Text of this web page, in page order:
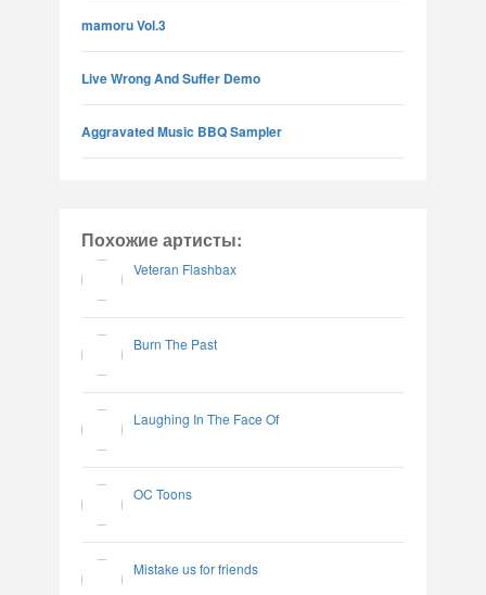
mamoru Vol.3
Live Wrong And Suffer Demo
Aggravated Music BBQ Sampler
Похожие артисты:
Veteran Flashbax
Burn The Past
Laughing In The Face Of
OC Toons
Mistake us for friends